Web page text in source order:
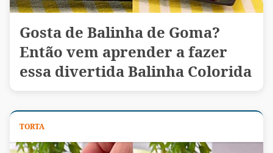
Gosta de Balinha de Goma?
Então vem aprender a fazer
essa divertida Balinha Colorida
TORTA